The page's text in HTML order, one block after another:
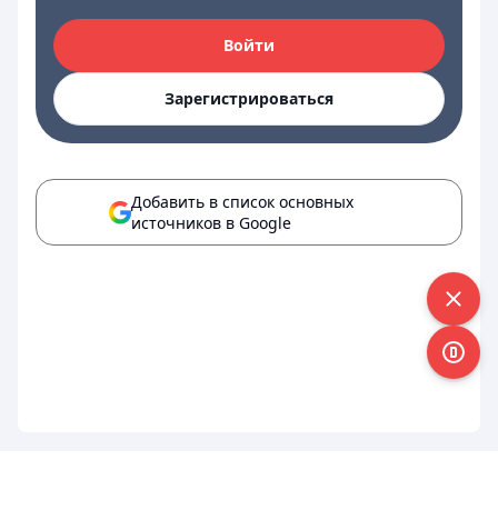
Войти
Зарегистрироваться
Добавить в список основных
источников в Google